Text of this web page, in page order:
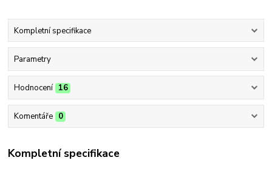
Kompletní specifikace
Parametry
Hodnocení 16
Komentáře 0
Kompletní specifikace